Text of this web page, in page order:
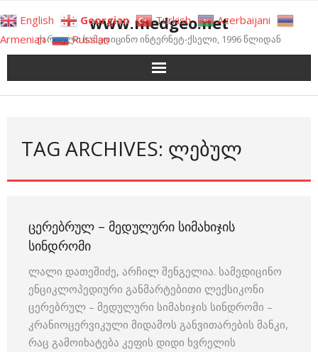
to
content
www.medgeo.net
ქართული სამედიცინო ინტერნეტ-ქსელი, 1996 წლიდან
TAG ARCHIVES: ᲚᲔᲑᲣᲚ
ᲪᲔᲠᲔᲑᲠᲣᲚ – ᲛᲔᲓᲣᲚᲣᲠᲘ ᲡᲘᲛᲐᲮᲘᲯᲘᲡ
ᲡᲘᲜᲓᲠᲝᲛᲘ
ლალი დათეშიძე, არჩილ შენგელია. სამედიცინო
ენციკლოპედიური განმარტებითი ლექსიკონი
ცერებრულ – მედულური სიმახიჯის სინდრომი –
კრანიოცერვიკული მიდამოს განვითარების მანკი,
რაც გამოიხატება კეფის დიდი ხვრელის
English Georgian Turkish
Azerbaijani
Armenian
Russian